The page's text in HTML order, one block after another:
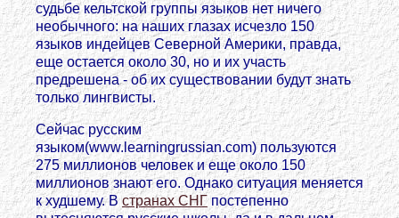
судьбе кельтской группы языков нет ничего
необычного: на наших глазах исчезло 150
языков индейцев Северной Америки, правда,
еще остается около 30, но и их участь
предрешена - об их существовании будут знать
только лингвисты.
Сейчас русским
языком(www.learningrussian.com) пользуются
275 миллионов человек и еще около 150
миллионов знают его. Однако ситуация меняется
к худшему. Встранах СНГпостепенно